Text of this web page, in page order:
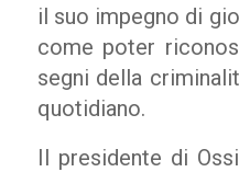
il suo impegno di
come poter
segni della
quotidiano.
Il presidente di